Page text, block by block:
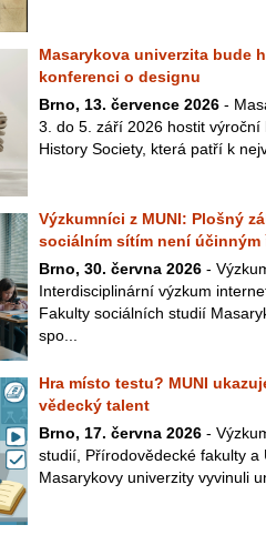
Masarykova univerzita bude
konferenci o designu
Brno, 13. července 2026 -
3. do 5. září 2026 hostit
History Society, která patří k
Výzkumníci z MUNI: Plošný
sociálním sítím není účinným
Brno, 30. června 2026 -
Interdisciplinární výzkum
Fakulty sociálních studií
spo...
Hra místo testu? MUNI
vědecký talent
Brno, 17. června 2026 -
studií, Přírodovědecké fakulty a
Masarykovy univerzity vyvinuli